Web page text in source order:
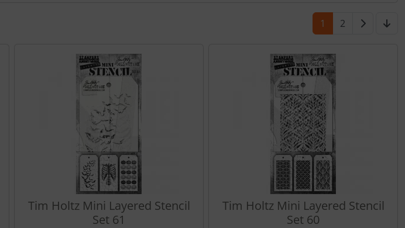
1 2
Tim Holtz Mini Layered Stencil
Set 61
Tim Holtz Mini Layered Stencil
Set 60